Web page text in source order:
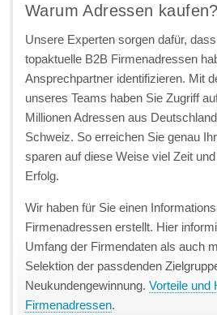
Warum Adressen kaufen?
Unsere Experten sorgen dafür,
topaktuelle B2B Firmenadressen
Ansprechpartner identifizieren. Mit
unseres Teams haben Sie Zugriff
Millionen Adressen aus
Schweiz. So erreichen Sie genau
sparen auf diese Weise viel Zeit
Erfolg.
Wir haben für Sie einen
Firmenadressen erstellt. Hier
Umfang der Firmendaten als auch
Selektion der passdenden
Neukundengewinnung. Vorteile und
Firmenadressen.